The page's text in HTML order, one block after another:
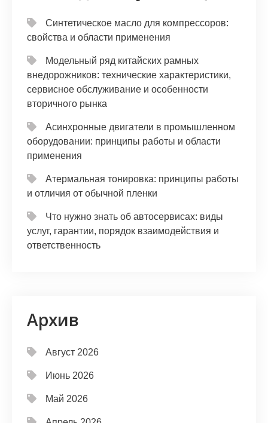
Синтетическое масло для компрессоров:
свойства и области применения
Модельный ряд китайских рамных
внедорожников: технические характеристики,
сервисное обслуживание и особенности
вторичного рынка
Асинхронные двигатели в промышленном
оборудовании: принципы работы и области
применения
Атермальная тонировка: принципы работы
и отличия от обычной пленки
Что нужно знать об автосервисах: виды
услуг, гарантии, порядок взаимодействия и
ответственность
Архив
Август 2026
Июнь 2026
Май 2026